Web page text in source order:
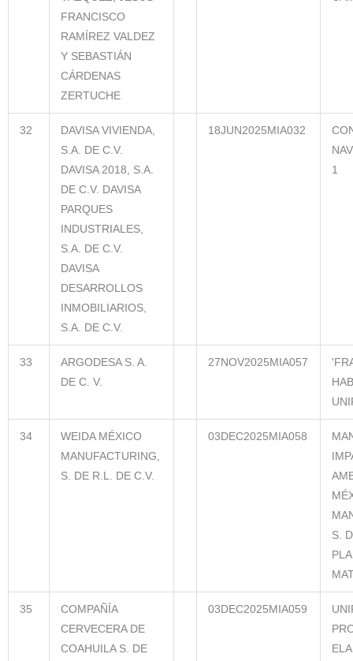
FRANCISCO
RAMÍREZ VALDEZ
Y SEBASTIÁN
CÁRDENAS
ZERTUCHE
32
DAVISA VIVIENDA,
S.A. DE C.V.
DAVISA 2018, S.A.
DE C.V. DAVISA
PARQUES
INDUSTRIALES,
S.A. DE C.V.
DAVISA
DESARROLLOS
INMOBILIARIOS,
S.A. DE C.V.
18JUN2025MIA032
1
33
ARGODESA S. A.
DE C. V.
27NOV2025MIA057
34
WEIDA MÉXICO
MANUFACTURING,
S. DE R.L. DE C.V.
03DEC2025MIA058
S.
35
COMPAÑÍA
CERVECERA DE
COAHUILA S. DE
03DEC2025MIA059